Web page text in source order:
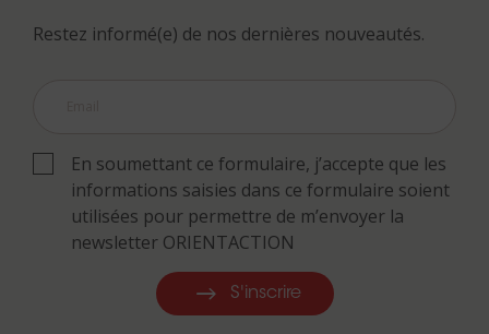
Restez informé(e) de nos dernières nouveautés.
En soumettant ce formulaire, j’accepte que les
informations saisies dans ce formulaire soient
utilisées pour permettre de m’envoyer la
newsletter ORIENTACTION
S'inscrire